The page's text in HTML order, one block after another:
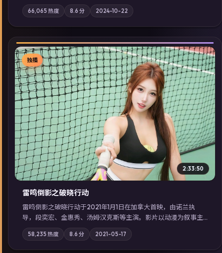
重提，真相与谎言在同一条时间线上交锋；摄影与配乐强化地域
气质；站内亦可通过「国产免费观看高清电视剧在线看」延展检
索同类型高分佳作，畅享高清在线追剧体验。
66,065 热度 8.6 分 2024-10-22
▶
独播
2:33:50
雷鸣倒影之破晓行动
雷鸣倒影之破晓行动于2021年1月1日在加拿大首映，由诺兰执
导，段奕宏、金惠秀、汤姆·汉克斯等主演。影片以动漫为叙事主
轴，两代人的执念在暴风雨夜正面相撞；摄影与配乐强化地域气
质；站内亦可通过「国产免费观看高清电视剧在线看」延展检索
同类型高分佳作，畅享高清在线追剧体验。
58,235 热度 8.6 分 2021-05-17